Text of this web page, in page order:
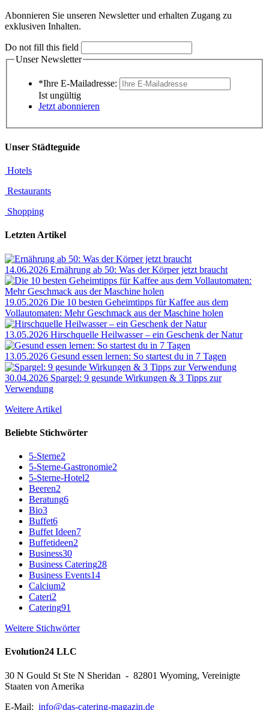
Abonnieren Sie unseren Newsletter und erhalten Zugang zu
exklusiven Inhalten.
Do not fill this field
Unser Newsletter
*Ihre E-Mailadresse:
Ist ungültig
Jetzt abonnieren
Unser Städteguide
Hotels
Restaurants
Shopping
Letzten Artikel
14.06.2026 Ernährung ab 50: Was der Körper jetzt braucht
19.05.2026 Die 10 besten Geheimtipps für Kaffee aus dem
Vollautomaten: Mehr Geschmack aus der Maschine holen
13.05.2026 Hirschquelle Heilwasser – ein Geschenk der Natur
13.05.2026 Gesund essen lernen: So startest du in 7 Tagen
30.04.2026 Spargel: 9 gesunde Wirkungen & 3 Tipps zur
Verwendung
Weitere Artikel
Beliebte Stichwörter
5-Sterne2
5-Sterne-Gastronomie2
5-Sterne-Hotel2
Beeren2
Beratung6
Bio3
Buffet6
Buffet Ideen7
Buffetideen2
Business30
Business Catering28
Business Events14
Calcium2
Cateri2
Catering91
Weitere Stichwörter
Evolution24 LLC
30 N Gould St Ste N Sheridan - 82801 Wyoming, Vereinigte
Staaten von Amerika
E-Mail: info@das-catering-magazin.de